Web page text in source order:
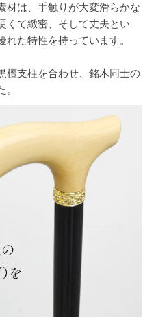
材は、手触りが大変滑らかな
くて緻密、そして丈夫とい
た特性を持っています。
檀支柱を合わせ、銘木同士の